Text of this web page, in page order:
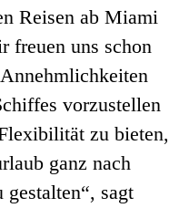
Reisen ab Miami
freuen uns schon
vorzustellen
zu bieten,
ganz nach
sagt